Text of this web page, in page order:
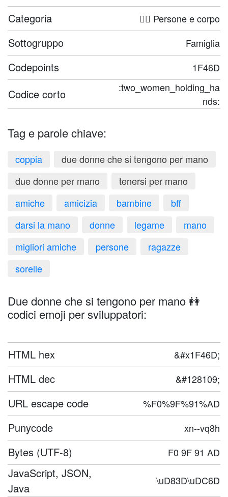
Categoria 🤦‍♀️ Persone e corpo
Sottogruppo Famiglia
Codepoints 1F46D
Codice corto
:two_women_holding_ha
nds:
Tag e parole chiave:
coppia
due donne che si tengono per mano
due donne per mano
tenersi per mano
amiche
amicizia bambine
bff
darsi la mano
donne legame
mano
migliori amiche
persone
ragazze
sorelle
Due donne che si tengono per mano 👭
codici emoji per sviluppatori:
HTML hex &#x1F46D;
HTML dec &#128109;
URL escape code %F0%9F%91%AD
Punycode xn--vq8h
Bytes (UTF-8) F0 9F 91 AD
JavaScript, JSON,
Java
\uD83D\uDC6D